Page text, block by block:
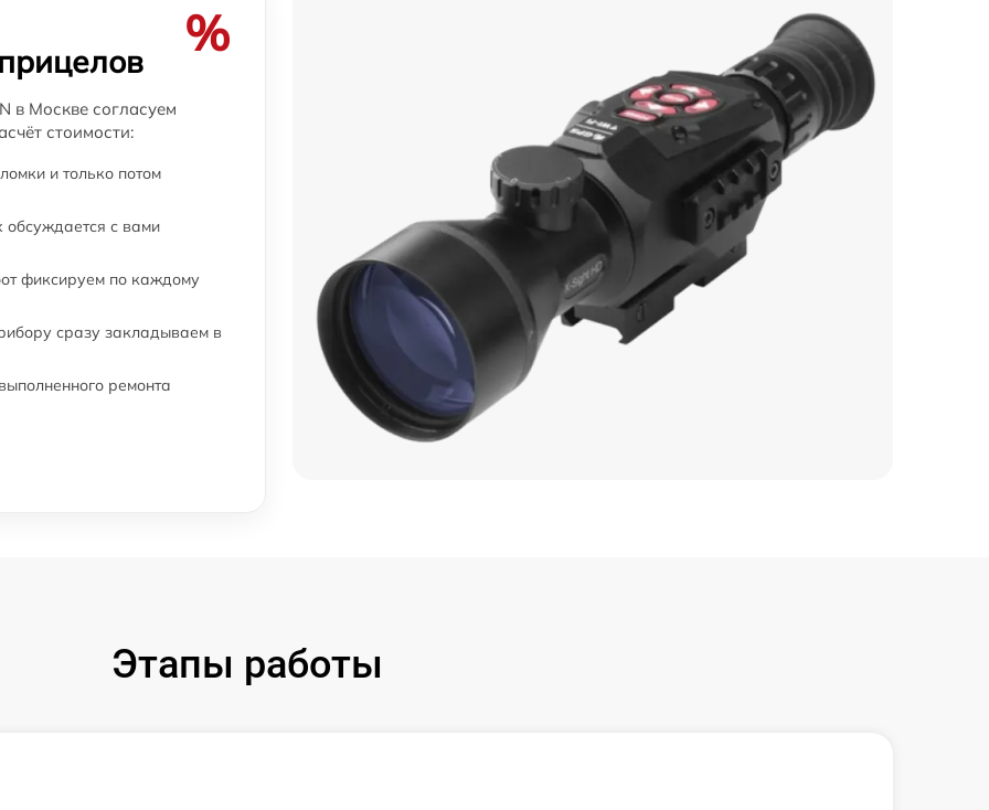
от 60 мин
750 р
900 р
450 р
550 р
650 р
%
в Москве согласуем
стоимости:
и только потом
обсуждается с вами
фиксируем по каждому
сразу закладываем в
ремонта
Этапы работы